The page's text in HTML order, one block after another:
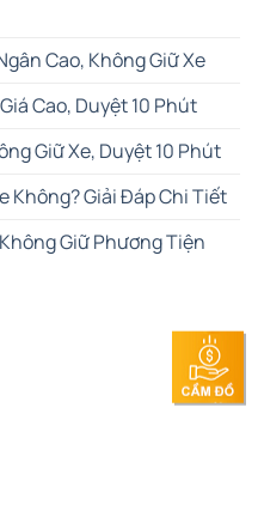
Cao, Không Giữ Xe
Cao, Duyệt 10 Phút
Giữ Xe, Duyệt 10 Phút
Không? Giải Đáp Chi Tiết
Giữ Phương Tiện